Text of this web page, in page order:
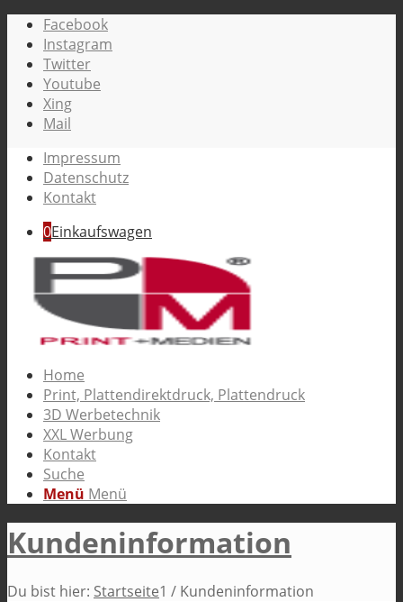
Facebook
Instagram
Twitter
Youtube
Xing
Mail
Impressum
Datenschutz
Kontakt
0Einkaufswagen
Home
Print, Plattendirektdruck, Plattendruck
3D Werbetechnik
XXL Werbung
Kontakt
Suche
Menü Menü
Kundeninformation
Du bist hier: Startseite1 / Kundeninformation